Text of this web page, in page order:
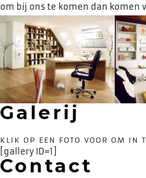
om bij ons te komen dan komen
Galerij
KLIK OP EEN FOTO VOOR OM IN
[gallery ID=1]
Contact